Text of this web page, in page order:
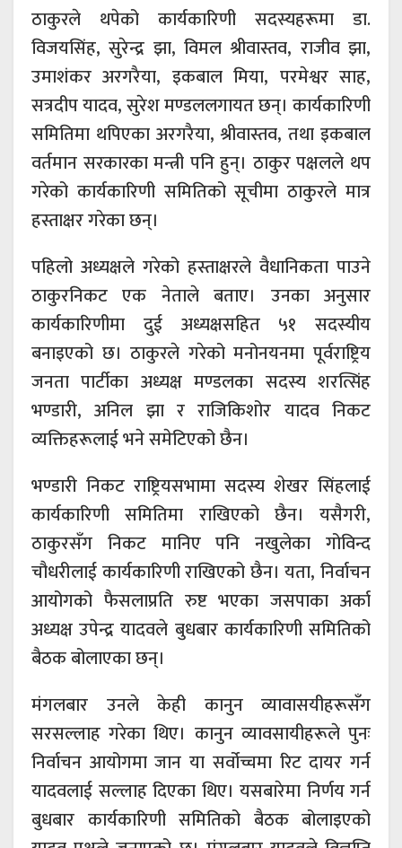
ठाकुरले थपेको कार्यकारिणी सदस्यहरूमा डा.
विजयसिंह, सुरेन्द्र झा, विमल श्रीवास्तव, राजीव झा,
उमाशंकर अरगरैया, इकबाल मिया, परमेश्वर साह,
सत्रदीप यादव, सुरेश मण्डललगायत छन्। कार्यकारिणी
समितिमा थपिएका अरगरैया, श्रीवास्तव, तथा इकबाल
वर्तमान सरकारका मन्त्री पनि हुन्। ठाकुर पक्षलले थप
गरेको कार्यकारिणी समितिको सूचीमा ठाकुरले मात्र
हस्ताक्षर गरेका छन्।
पहिलो अध्यक्षले गरेको हस्ताक्षरले वैधानिकता पाउने
ठाकुरनिकट एक नेताले बताए। उनका अनुसार
कार्यकारिणीमा दुई अध्यक्षसहित ५१ सदस्यीय
बनाइएको छ। ठाकुरले गरेको मनोनयनमा पूर्वराष्ट्रिय
जनता पार्टीका अध्यक्ष मण्डलका सदस्य शरत्सिंह
भण्डारी, अनिल झा र राजिकिशोर यादव निकट
व्यक्तिहरूलाई भने समेटिएको छैन।
भण्डारी निकट राष्ट्रियसभामा सदस्य शेखर सिंहलाई
कार्यकारिणी समितिमा राखिएको छैन। यसैगरी,
ठाकुरसँग निकट मानिए पनि नखुलेका गोविन्द
चौधरीलाई कार्यकारिणी राखिएको छैन। यता, निर्वाचन
आयोगको फैसलाप्रति रुष्ट भएका जसपाका अर्का
अध्यक्ष उपेन्द्र यादवले बुधबार कार्यकारिणी समितिको
बैठक बोलाएका छन्।
मंगलबार उनले केही कानुन व्यावासयीहरूसँग
सरसल्लाह गरेका थिए। कानुन व्यावसायीहरूले पुनः
निर्वाचन आयोगमा जान या सर्वोच्चमा रिट दायर गर्न
यादवलाई सल्लाह दिएका थिए। यसबारेमा निर्णय गर्न
बुधबार कार्यकारिणी समितिको बैठक बोलाइएको